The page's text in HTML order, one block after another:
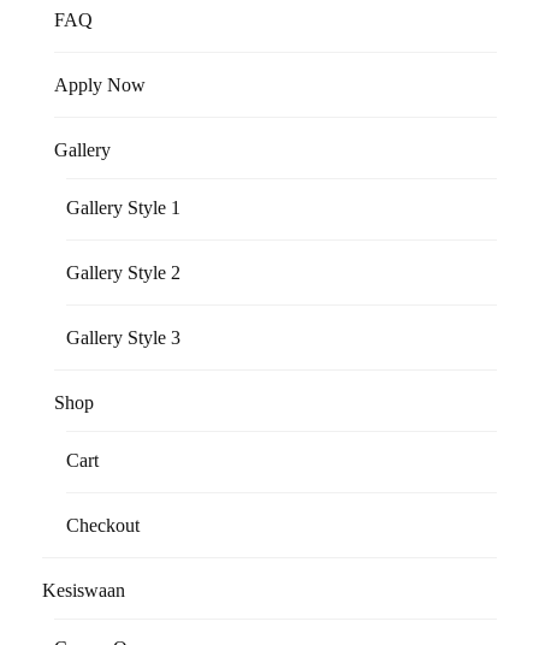
FAQ
Apply Now
Gallery
Gallery Style 1
Gallery Style 2
Gallery Style 3
Shop
Cart
Checkout
Kesiswaan